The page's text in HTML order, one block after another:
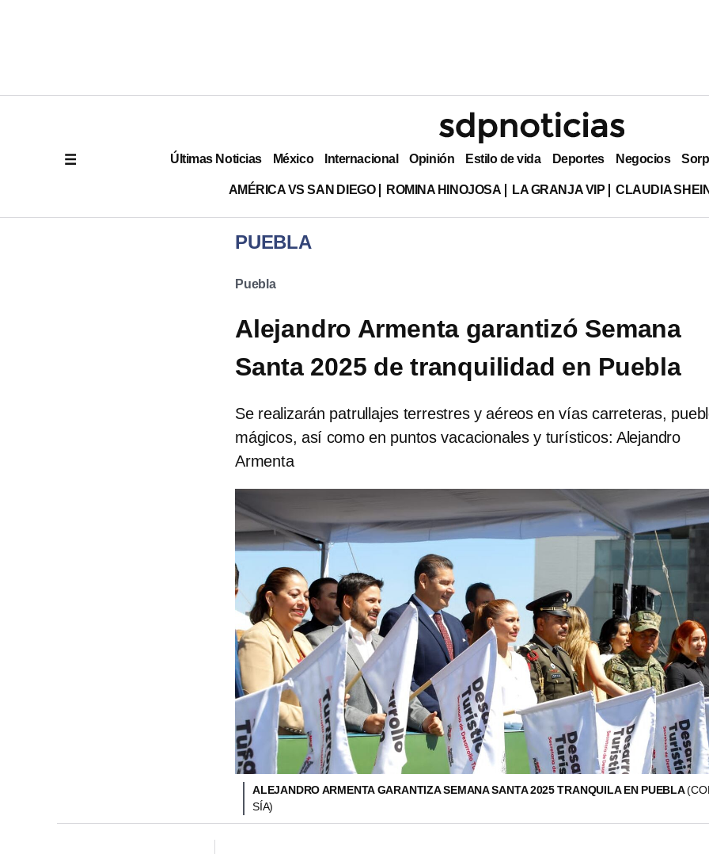
Últimas Noticias México Internacional Opinión Estilo de vida Deportes Negocios
AMÉRICA VS SAN DIEGO ROMINA HINOJOSA LA GRANJA VIP CLAUDIA
PUEBLA
Puebla
Alejandro Armenta garantizó Semana
Santa 2025 de tranquilidad en Puebla
Se realizarán patrullajes terrestres y aéreos en vías carreteras,
mágicos, así como en puntos vacacionales y turísticos: Alejandro
Armenta
ALEJANDRO ARMENTA GARANTIZA SEMANA SANTA 2025 TRANQUILA EN PUEBLA
SÍA)